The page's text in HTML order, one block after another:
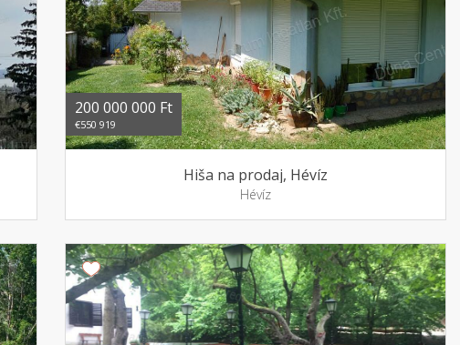
200 000 000 Ft
€550 919
Hiša na prodaj, Hévíz
Hévíz